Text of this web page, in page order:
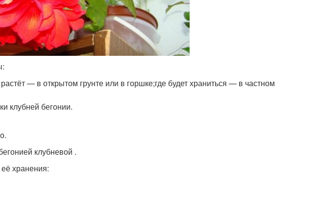
— в открытом грунте или в горшке;где будет храниться — в частном
клубней бегонии.
клубневой .
хранения: